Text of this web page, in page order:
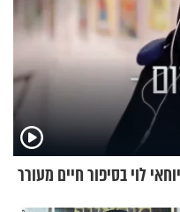
לוי בסיפור חיים מעורר